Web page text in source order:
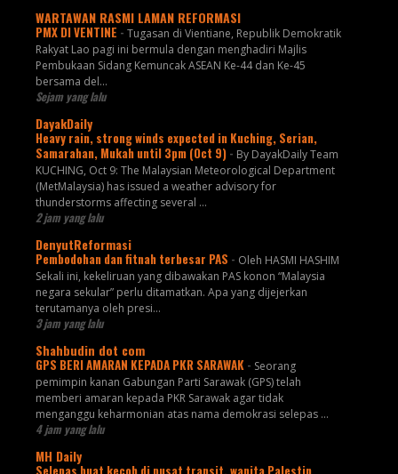
WARTAWAN RASMI LAMAN REFORMASI
PMX DI VENTINE - Tugasan di Vientiane, Republik Demokratik
Rakyat Lao pagi ini bermula dengan menghadiri Majlis
Pembukaan Sidang Kemuncak ASEAN Ke-44 dan Ke-45
bersama del...
Sejam yang lalu
DayakDaily
Heavy rain, strong winds expected in Kuching, Serian,
Samarahan, Mukah until 3pm (Oct 9) - By DayakDaily Team
KUCHING, Oct 9: The Malaysian Meteorological Department
(MetMalaysia) has issued a weather advisory for
thunderstorms affecting several ...
2 jam yang lalu
DenyutReformasi
Pembodohan dan fitnah terbesar PAS - Oleh HASMI HASHIM
Sekali ini, kekeliruan yang dibawakan PAS konon “Malaysia
negara sekular” perlu ditamatkan. Apa yang dijejerkan
terutamanya oleh presi...
3 jam yang lalu
Shahbudin dot com
GPS BERI AMARAN KEPADA PKR SARAWAK - Seorang
pemimpin kanan Gabungan Parti Sarawak (GPS) telah
memberi amaran kepada PKR Sarawak agar tidak
menganggu keharmonian atas nama demokrasi selepas ...
4 jam yang lalu
MH Daily
Selepas buat kecoh di pusat transit, wanita Palestin